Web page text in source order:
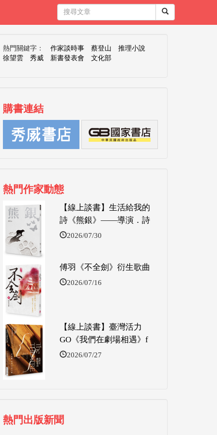
熱門關鍵字： 作家談時事 蔡登山
推理小說
徐望雲
秀威 新書發表會 文化部
購書連結
熱門作家動態
【線上談書】生活給我的
詩《熊銀》——導演．詩
2026/07/30
傅羽《不全劍》衍生歌曲
2026/07/16
【線上談書】臺灣活力
GO《我們在劇場相遇》f
2026/07/27
熱門出版新聞